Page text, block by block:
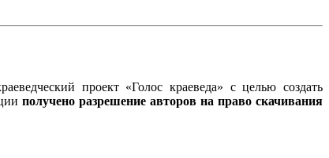
проект «Голос краеведа» с целью создать
получено разрешение авторов направо скачивания